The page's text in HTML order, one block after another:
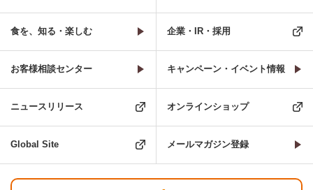
食を、知る・楽しむ 企業・IR・採用
お客様相談センター キャンペーン・イベント情報
ニュースリリース オンラインショップ
Global Site メールマガジン登録